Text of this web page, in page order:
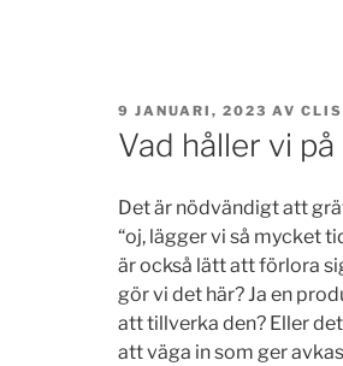
PUBLICERAT
9 JANUARI, 2023 AV
Vad håller vi på
Det är nödvändigt att
“oj, lägger vi så mycket
är också lätt att förlora
gör vi det här? Ja en
att tillverka den? Eller
att väga in som ger